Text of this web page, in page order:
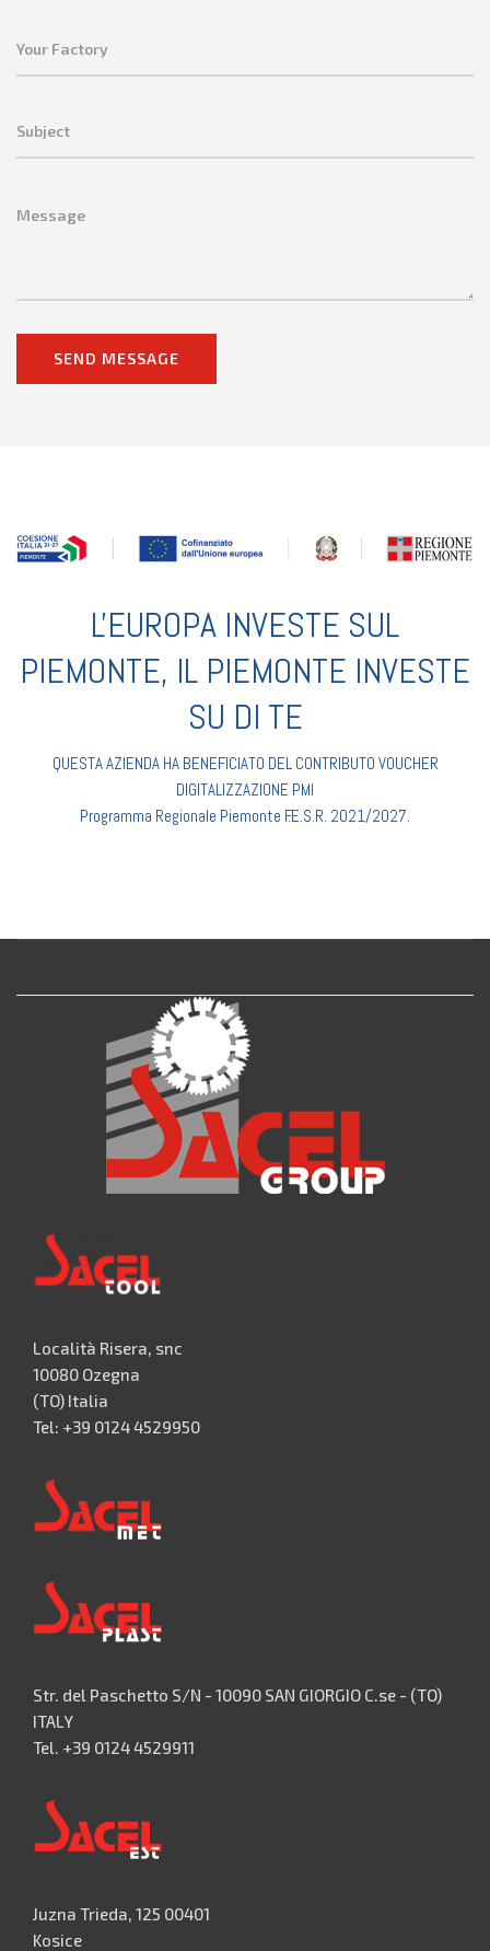
L'EUROPA INVESTE SUL
PIEMONTE, IL PIEMONTE INVESTE
SU DI TE
QUESTA AZIENDA HA BENEFICIATO DEL CONTRIBUTO VOUCHER
DIGITALIZZAZIONE PMI
Programma Regionale Piemonte F.E.S.R. 2021/2027.
Località Risera, snc
10080 Ozegna
(TO) Italia
Tel: +39 0124 4529950
Str. del Paschetto S/N - 10090 SAN GIORGIO C.se - (TO)
ITALY
Tel. +39 0124 4529911
Juzna Trieda, 125 00401
Kosice